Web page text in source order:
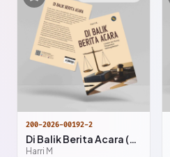
200-2026-00192-2
Di Balik Berita Acara (Catatan dari ruang Pengawasan Ketenagakerjaan)
Harri M